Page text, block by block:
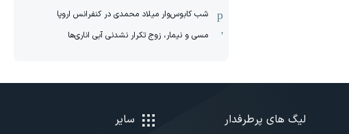
شب کابوس‌وار میلاد محمدی در کنفرانس اروپا
مسی و نیمار، زوج تکرار نشدنی آبی اناری‌ها
لیگ های پرطرفدار سایر